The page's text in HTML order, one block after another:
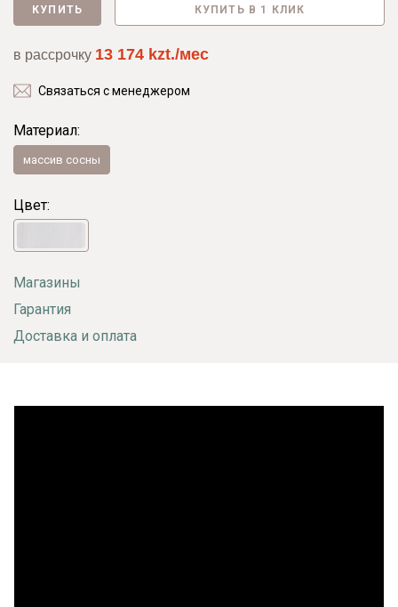
КУПИТЬ КУПИТЬ В 1 КЛИК
в рассрочку 13 174 kzt./мес
Связаться с менеджером
Материал:
массив сосны
Цвет:
Магазины
Гарантия
Доставка и оплата